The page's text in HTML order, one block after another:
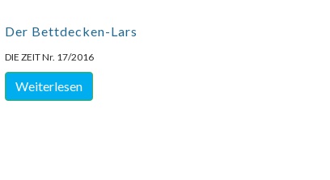
Der Bettdecken-Lars
DIE ZEIT Nr. 17/2016
Weiterlesen